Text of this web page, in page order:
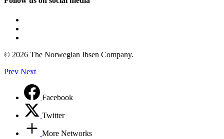
© 2026 The Norwegian Ibsen Company.
Prev Next
Facebook
Twitter
More Networks